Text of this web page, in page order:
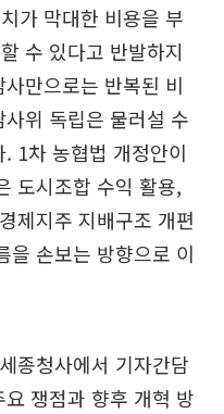
가 막대한 비용을 부
수 있다고 반발하지
만으로는 반복된 비
위 독립은 물러설 수
1차 농협법 개정안이
도시조합 수익 활용,
제지주 지배구조 개편
을 손보는 방향으로 이
종청사에서 기자간담
쟁점과 향후 개혁 방